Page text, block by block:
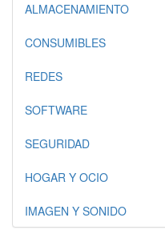
ALMACENAMIENTO
CONSUMIBLES
REDES
SOFTWARE
SEGURIDAD
HOGAR Y OCIO
IMAGEN Y SONIDO